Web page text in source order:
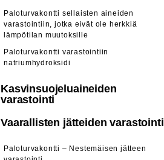
Paloturvakontti sellaisten aineiden
varastointiin, jotka eivät ole herkkiä
lämpötilan muutoksille
Paloturvakontti varastointiin
natriumhydroksidi
Kasvinsuojeluaineiden
varastointi
Vaarallisten jätteiden varastointi
Paloturvakontti – Nestemäisen jätteen